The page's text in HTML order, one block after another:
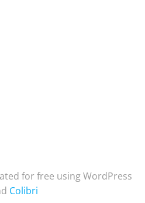
for free using WordPress
Colibri